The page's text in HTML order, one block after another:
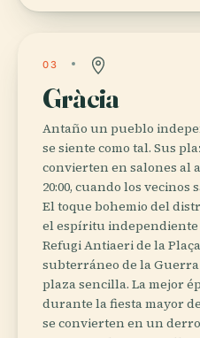
03
Gràcia
Antaño un pueblo
se siente como tal. Sus
convierten en salones al
20:00, cuando los vecinos
El toque bohemio del
el espíritu independiente
Refugi Antiaeri de la
subterráneo de la
plaza sencilla. La mejor
durante la fiesta mayor
se convierten en un